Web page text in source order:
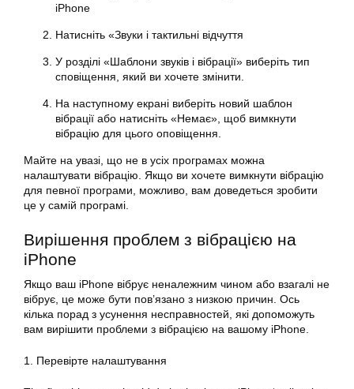
iPhone
Натисніть «Звуки і тактильні відчуття
У розділі «Шаблони звуків і вібрації» виберіть тип
сповіщення, який ви хочете змінити.
На наступному екрані виберіть новий шаблон
вібрації або натисніть «Немає», щоб вимкнути
вібрацію для цього оповіщення.
Майте на увазі, що не в усіх програмах можна
налаштувати вібрацію . Якщо ви хочете вимкнути вібрацію
для певної програми, можливо, вам доведеться зробити
це у самій програмі.
Вирішення проблем з вібрацією на
iPhone
Якщо ваш iPhone вібрує неналежним чином або взагалі не
вібрує, це може бути пов’язано з низкою причин. Ось
кілька порад з усунення несправностей, які допоможуть
вам вирішити проблеми з вібрацією на вашому iPhone.
1. Перевірте налаштування